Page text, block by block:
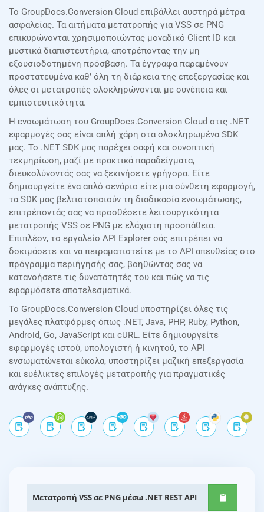
Το GroupDocs.Conversion Cloud επιβάλλει αυστηρά μέτρα
ασφαλείας. Τα αιτήματα μετατροπής για VSS σε PNG
επικυρώνονται χρησιμοποιώντας μοναδικό Client ID και
μυστικά διαπιστευτήρια, αποτρέποντας την μη
εξουσιοδοτημένη πρόσβαση. Τα έγγραφα παραμένουν
προστατευμένα καθ’ όλη τη διάρκεια της επεξεργασίας και
όλες οι μετατροπές ολοκληρώνονται με συνέπεια και
εμπιστευτικότητα.
Η ενσωμάτωση του GroupDocs.Conversion Cloud στις .NET
εφαρμογές σας είναι απλή χάρη στα ολοκληρωμένα SDK
μας. Το .NET SDK μας παρέχει σαφή και συνοπτική
τεκμηρίωση, μαζί με πρακτικά παραδείγματα,
διευκολύνοντάς σας να ξεκινήσετε γρήγορα. Είτε
δημιουργείτε ένα απλό σενάριο είτε μια σύνθετη εφαρμογή,
τα SDK μας βελτιστοποιούν τη διαδικασία ενσωμάτωσης,
επιτρέποντάς σας να προσθέσετε λειτουργικότητα
μετατροπής VSS σε PNG με ελάχιστη προσπάθεια.
Επιπλέον, το εργαλείο API Explorer σάς επιτρέπει να
δοκιμάσετε και να πειραματιστείτε με το API απευθείας στο
πρόγραμμα περιήγησής σας, βοηθώντας σας να
κατανοήσετε τις δυνατότητές του και πώς να τις
εφαρμόσετε αποτελεσματικά.
Το GroupDocs.Conversion Cloud υποστηρίζει όλες τις
μεγάλες πλατφόρμες όπως .NET, Java, PHP, Ruby, Python,
Android, Go, JavaScript και cURL. Είτε δημιουργείτε
εφαρμογές ιστού, υπολογιστή ή κινητού, το API
ενσωματώνεται εύκολα, υποστηρίζει μαζική επεξεργασία
και ευέλικτες επιλογές μετατροπής για πραγματικές
ανάγκες ανάπτυξης.
Μετατροπή VSS σε PNG μέσω .NET REST API